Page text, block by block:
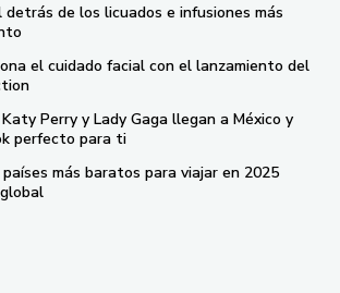
de los licuados e infusiones más
el cuidado facial con el lanzamiento del
Perry y Lady Gaga llegan a México y
perfecto para ti
más baratos para viajar en 2025